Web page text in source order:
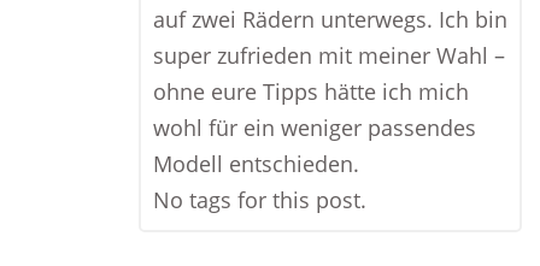
auf zwei Rädern unterwegs. Ich bin
super zufrieden mit meiner Wahl –
ohne eure Tipps hätte ich mich
wohl für ein weniger passendes
Modell entschieden.
No tags for this post.